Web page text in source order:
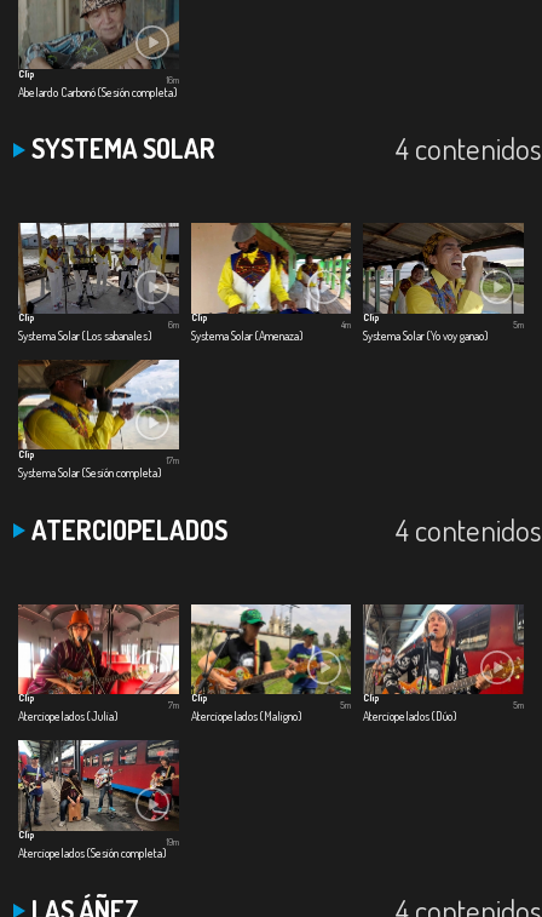
Clip
Abelardo Carbonó (Sesión completa)
16m
SYSTEMA SOLAR 4 contenidos
Clip
Systema Solar (Los sabanales)
6m
Clip
Systema Solar (Amenaza)
4m
Clip
Systema Solar (Yo voy ganao)
5m
Clip
Systema Solar (Sesión completa)
17m
ATERCIOPELADOS 4 contenidos
Clip
Aterciopelados (Julia)
7m
Clip
Aterciopelados (Maligno)
5m
Clip
Aterciopelados (Dúo)
5m
Clip
Aterciopelados (Sesión completa)
19m
LAS ÁÑEZ